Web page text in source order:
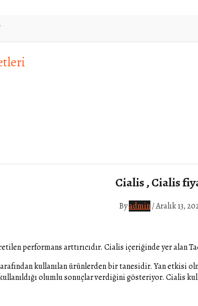
Cialis , Cialis
Byadmin/Aralık 13,
performans arttırıcıdır. Cialis içeriğinde yer alan
kullanılan ürünlerden bir tanesidir. Yan etkisi
olumlu sonuçlar verdiğini gösteriyor. Cialis